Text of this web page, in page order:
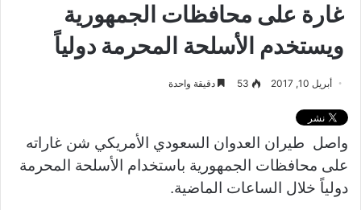
غارة على محافظات الجمهورية
ويستخدم الأسلحة المحرمة دولياً
أبريل 10, 2017 53 دقيقة واحدة
واصل طيران العدوان السعودي الأمريكي شن غاراته
على محافظات الجمهورية باستخدام الأسلحة المحرمة
دولياً خلال الساعات الماضية.